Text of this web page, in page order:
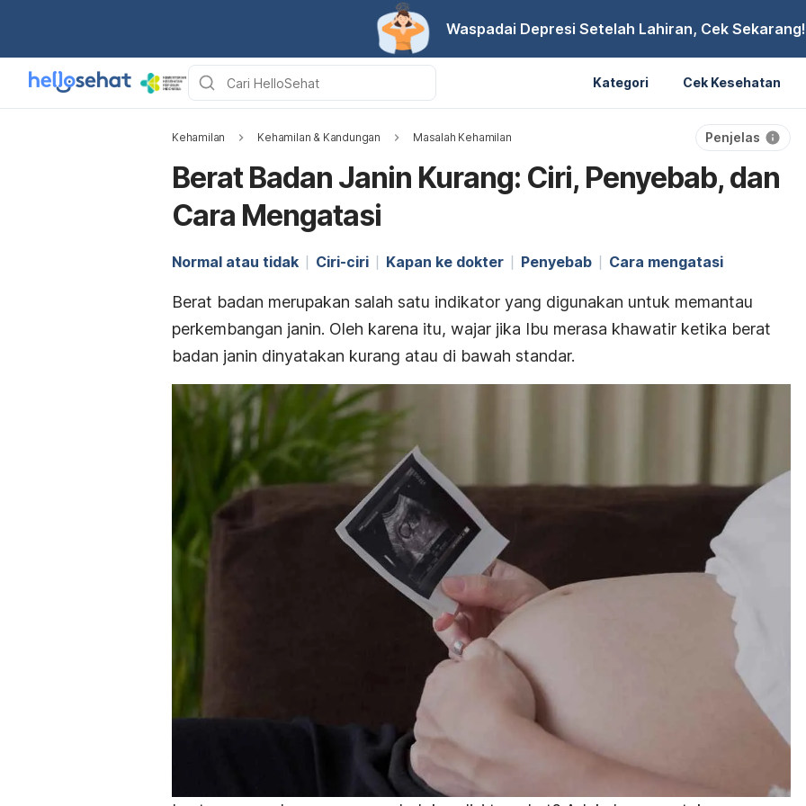
Waspadai Depresi Setelah Lahiran, Cek Sekarang!
Kategori Cek Kesehatan
Kehamilan Kehamilan & Kandungan Masalah Kehamilan Penjelas
Berat Badan Janin Kurang: Ciri, Penyebab, dan
Cara Mengatasi
Normal atau tidak Ciri-ciri Kapan ke dokter Penyebab Cara mengatasi
Berat badan merupakan salah satu indikator yang digunakan untuk memantau
perkembangan janin. Oleh karena itu, wajar jika Ibu merasa khawatir ketika berat
badan janin dinyatakan kurang atau di bawah standar.